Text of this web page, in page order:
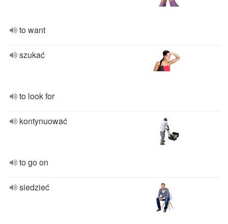
to want
szukać
to look for
kontynuować
to go on
siedzieć